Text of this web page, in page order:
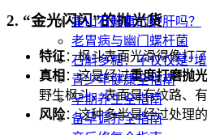
霍山石斛真的护肝吗？
老胃病与幽门螺杆菌
石斛多糖：不仅仅是“
青少年健康全指南
孕期养生全指南
备孕调养全指南
2. “金光闪闪”的抛光货
特征：枫斗表面光滑得像打
真相 ：这是经过重度打磨抛光
野生枫斗，表面是有纹路、
风险：这种多半是经过处理